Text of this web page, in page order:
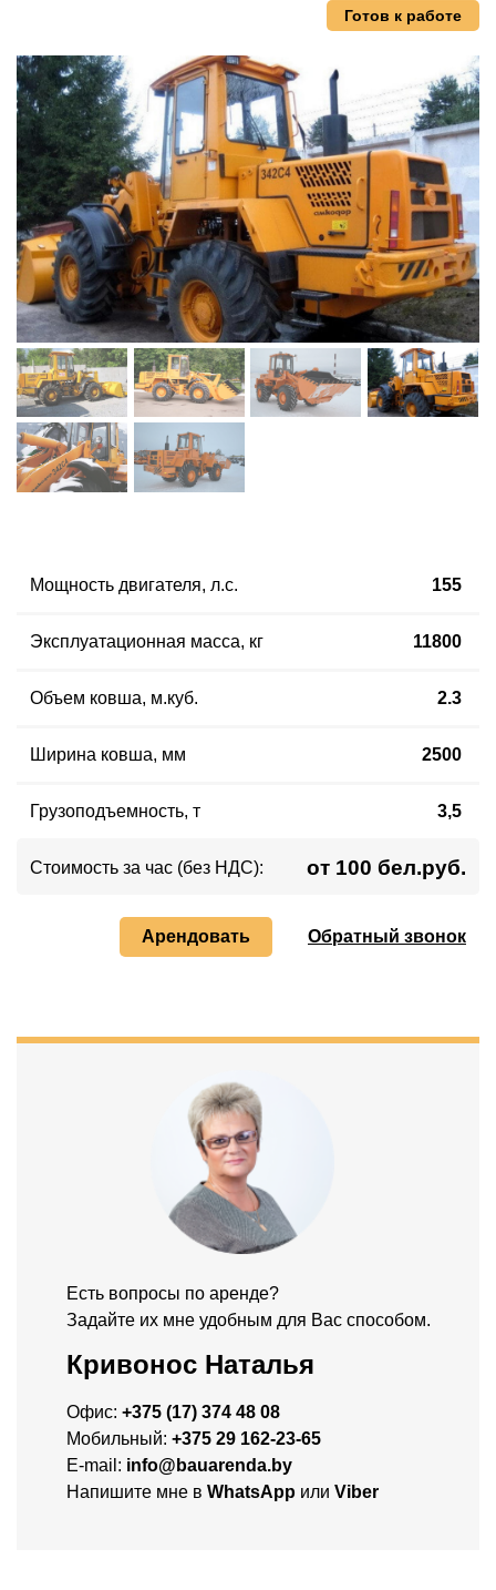
Готов к работе
Мощность двигателя, л.с. 155
Эксплуатационная масса, кг 11800
Объем ковша, м.куб. 2.3
Ширина ковша, мм 2500
Грузоподъемность, т 3,5
Стоимость за час (без НДС): от 100 бел.руб.
Арендовать Обратный звонок
Есть вопросы по аренде?
Задайте их мне удобным для Вас способом.
Кривонос Наталья
Офис: +375 (17) 374 48 08
Мобильный: +375 29 162-23-65
E-mail: info@bauarenda.by
Напишите мне в WhatsAppили Viber